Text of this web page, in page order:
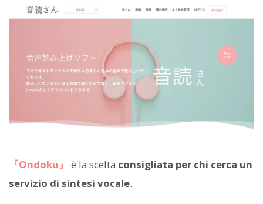
『Ondoku』 è la scelta consigliata per chi cerca un
servizio di sintesi vocale.